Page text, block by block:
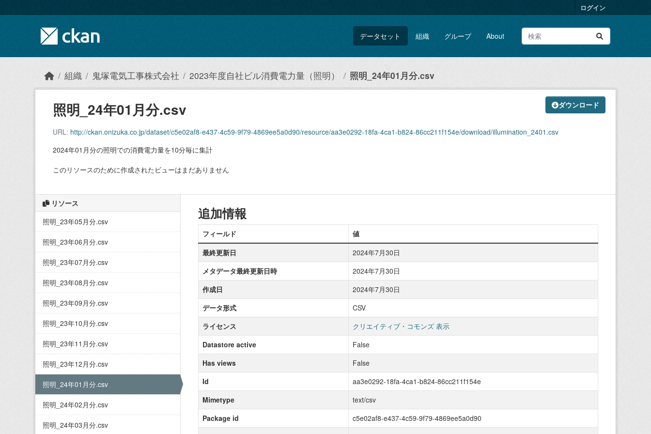
ログイン
データセット 組織 グループ About
組織 鬼塚電気工事株式会社 2023年度自社ビル消費電力量（照明） 照明_24年01月分.csv
ダウンロード
照明_24年01月分.csv
URL: http://ckan.onizuka.co.jp/dataset/c5e02af8-e437-4c59-9f79-4869ee5a0d90/resource/aa3e0292-18fa-4ca1-b824-86cc211f154e/download/illumination_2401.csv
2024年01月分の照明での消費電力量を10分毎に集計
このリソースのために作成されたビューはまだありません
リソース
照明_23年05月分.csv
照明_23年06月分.csv
照明_23年07月分.csv
照明_23年08月分.csv
照明_23年09月分.csv
照明_23年10月分.csv
照明_23年11月分.csv
照明_23年12月分.csv
照明_24年01月分.csv
照明_24年02月分.csv
照明_24年03月分.csv
追加情報
フィールド
値
最終更新日
2024年7月30日
メタデータ最終更新日時
2024年7月30日
作成日
2024年7月30日
データ形式
CSV
ライセンス
クリエイティブ・コモンズ 表示
Datastore active
False
Has views
False
Id
aa3e0292-18fa-4ca1-b824-86cc211f154e
Mimetype
text/csv
Package id
c5e02af8-e437-4c59-9f79-4869ee5a0d90